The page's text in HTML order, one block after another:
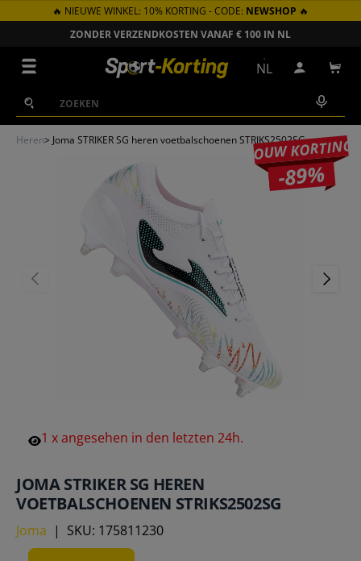
GA NAAR INHOUD
🔥 NIEUWE WINKEL: 10% KORTING - CODE: NEWSHOP 🔥
ZONDER VERZENDKOSTEN VANAF € 100 IN NL
Zoeken
Zoeken
NL Inloggen
Heren> Joma STRIKER SG heren voetbalschoenen STRIKS2502SG
JOUW KORTING
-89%
VORIGE
1 xangesehen in den letzten 24h.
JOMA STRIKER SG HEREN
VOETBALSCHOENEN STRIKS2502SG
Joma | SKU: 175811230